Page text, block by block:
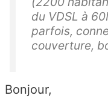
du VDSL à
parfois,
couverture,
Bonjour,